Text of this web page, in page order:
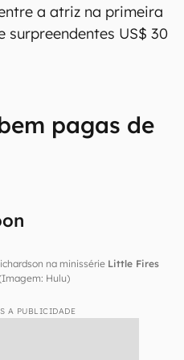
a atriz na primeira
surpreendentes US$ 30
pagas de
na minissérie Little Fires
Hulu)
A PUBLICIDADE